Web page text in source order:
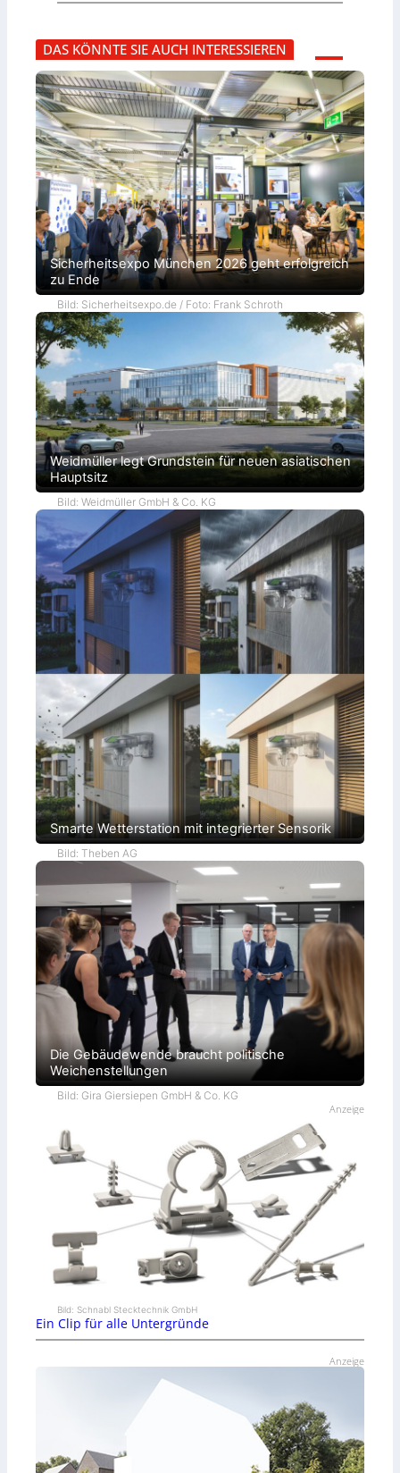
DAS KÖNNTE SIE AUCH INTERESSIEREN
Sicherheitsexpo München 2026 geht erfolgreich
zu Ende
Bild: Sicherheitsexpo.de / Foto: Frank Schroth
Weidmüller legt Grundstein für neuen asiatischen
Hauptsitz
Bild: Weidmüller GmbH & Co. KG
Smarte Wetterstation mit integrierter Sensorik
Bild: Theben AG
Die Gebäudewende braucht politische
Weichenstellungen
Bild: Gira Giersiepen GmbH & Co. KG
Anzeige
Bild: Schnabl Stecktechnik GmbH
Ein Clip für alle Untergründe
Anzeige